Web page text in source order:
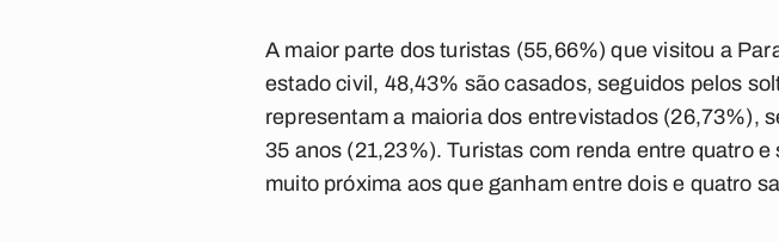
A maior parte dos turistas (55,66%) que visitou a
estado civil, 48,43% são casados, seguidos pelos
representam a maioria dos entrevistados (26,73%),
35 anos (21,23%). Turistas com renda entre quatro
muito próxima aos que ganham entre dois e quatro